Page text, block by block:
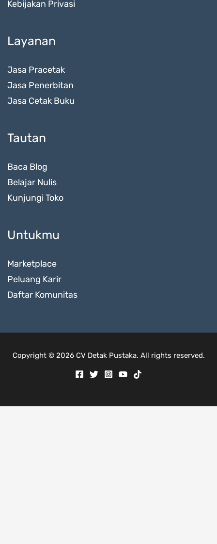
Kebijakan Privasi
Layanan
Jasa Pracetak
Jasa Penerbitan
Jasa Cetak Buku
Tautan
Baca Blog
Belajar Nulis
Kunjungi Toko
Untukmu
Marketplace
Peluang Karir
Daftar Komunitas
Copyright © 2026 CV Detak Pustaka. All rights reserved.